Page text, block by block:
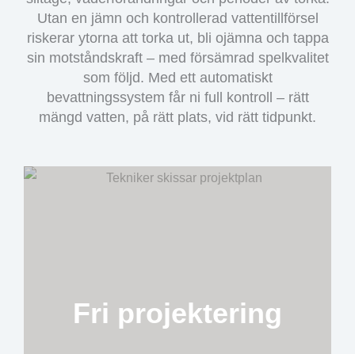
Utan en jämn och kontrollerad vattentillförsel
riskerar ytorna att torka ut, bli ojämna och tappa
sin motståndskraft – med försämrad spelkvalitet
som följd. Med ett automatiskt
bevattningssystem får ni full kontroll – rätt
mängd vatten, på rätt plats, vid rätt tidpunkt.
Fri projektering